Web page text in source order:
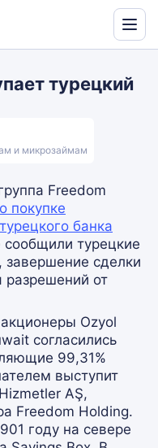
Translate
турецкий
и микрозаймам
Freedom
покупке
банка
турецкие
сделки
разрешений от
Ozyol
согласились
99,31%
выступит
AŞ,
Freedom Holding.
году на севере